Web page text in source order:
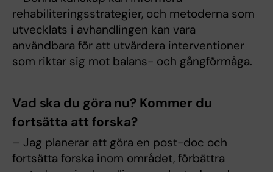
rehabiliteringsstrategier, och metoderna som
utvecklats i avhandlingen kan vara
användbara för att utvärdera interventioner
som riktar sig mot balans- och gångförmåga.
Vad ska du göra nu? Kommer du
fortsätta att forska?
– Jag planerar att göra en post-doc och
fortsätta forska inom området, förbättra